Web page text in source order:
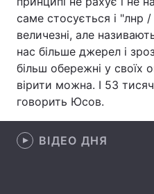
Лонгріди
Відео з Youtube
Інтерв'ю
Архів
Контакти
саме стосується і "лнр
величезні, але
нас більше джерел і
більш обережні у
вірити можна. І 53
говорить Юсов.
ВІДЕО ДНЯ